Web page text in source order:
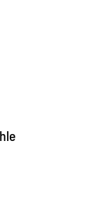
y regulando la